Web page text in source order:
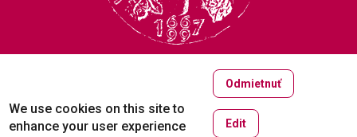
Copyright © 2005-2026
University of Prešov in Prešov
Created by
ActivIT
We use cookies on this site to
enhance your user experience
Odmietnuť
Edit